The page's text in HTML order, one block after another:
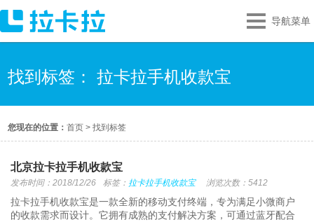
导航菜单
找到标签： 拉卡拉手机收款宝
您现在的位置：首页 >找到标签
北京拉卡拉手机收款宝
发布时间：2018/12/26 标签： 拉卡拉手机收款宝 浏览次数：5412
拉卡拉手机收款宝是一款全新的移动支付终端，专为满足小微商户
的收款需求而设计。它拥有成熟的支付解决方案，可通过蓝牙配合